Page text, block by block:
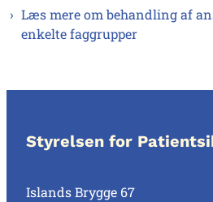
Læs mere om behandling af
enkelte faggrupper
Styrelsen for
Islands Brygge 67